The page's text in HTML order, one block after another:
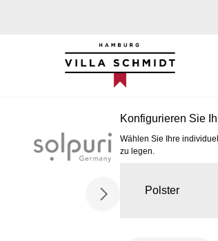
Villa Schmidt
Konfigurieren Sie
Wählen Sie Ihre
zu legen.
Polster